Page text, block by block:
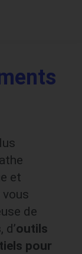
et
de
, d’outils
pour